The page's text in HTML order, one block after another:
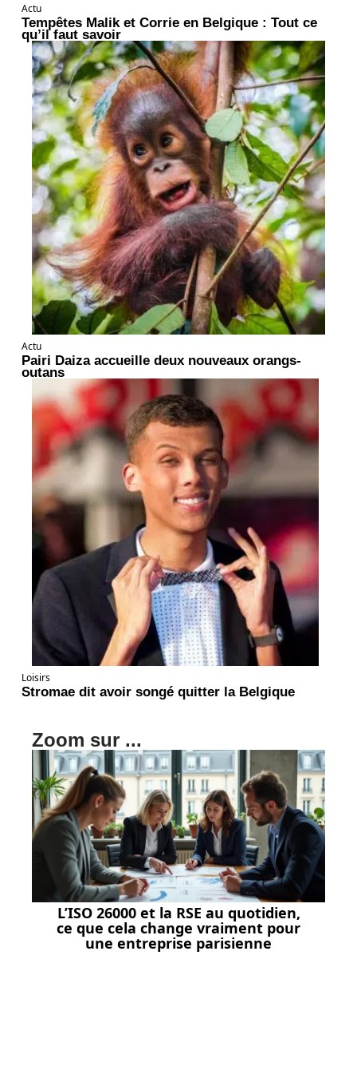
Actu
Tempêtes Malik et Corrie en Belgique : Tout ce
qu’il faut savoir
Actu
Pairi Daiza accueille deux nouveaux orangs-
outans
Loisirs
Stromae dit avoir songé quitter la Belgique
Zoom sur ...
L’ISO 26000 et la RSE au quotidien,
ce que cela change vraiment pour
une entreprise parisienne